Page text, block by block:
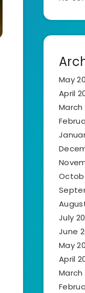
May
April
March
July
June
May
April
March